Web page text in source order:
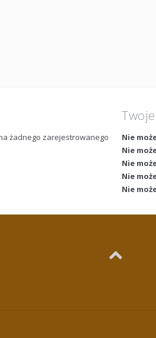
żadnego zarejestrowanego
Nie
Nie
Nie
Nie
Nie